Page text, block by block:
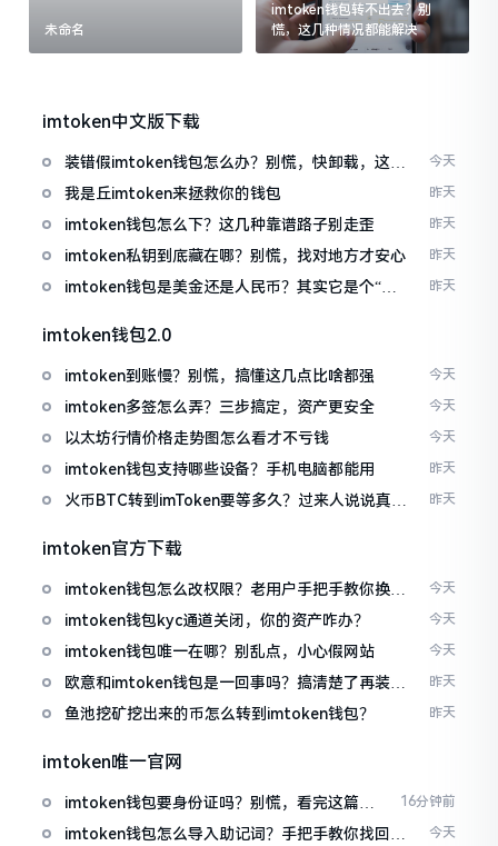
未命名
imtoken钱包转不出去？别
慌，这几种情况都能解决
imtoken中文版下载
装错假imtoken钱包怎么办？别慌，快卸载，这几
招能救急
今天
我是丘imtoken来拯救你的钱包 昨天
imtoken钱包怎么下？这几种靠谱路子别走歪 昨天
imtoken私钥到底藏在哪？别慌，找对地方才安心 昨天
imtoken钱包是美金还是人民币？其实它是个“多
昨天
imtoken钱包2.0
imtoken到账慢？别慌，搞懂这几点比啥都强 今天
imtoken多签怎么弄？三步搞定，资产更安全 今天
以太坊行情价格走势图怎么看才不亏钱 今天
imtoken钱包支持哪些设备？手机电脑都能用 昨天
火币BTC转到imToken要等多久？过来人说说真实
昨天
imtoken官方下载
imtoken钱包怎么改权限？老用户手把手教你换主
人
今天
imtoken钱包kyc通道关闭，你的资产咋办？ 今天
imtoken钱包唯一在哪？别乱点，小心假网站 今天
欧意和imtoken钱包是一回事吗？搞清楚了再装钱
包
昨天
鱼池挖矿挖出来的币怎么转到imtoken钱包？ 昨天
imtoken唯一官网
imtoken钱包要身份证吗？别慌，看完这篇就
懂了
16分钟前
imtoken钱包怎么导入助记词？手把手教你找回资
今天